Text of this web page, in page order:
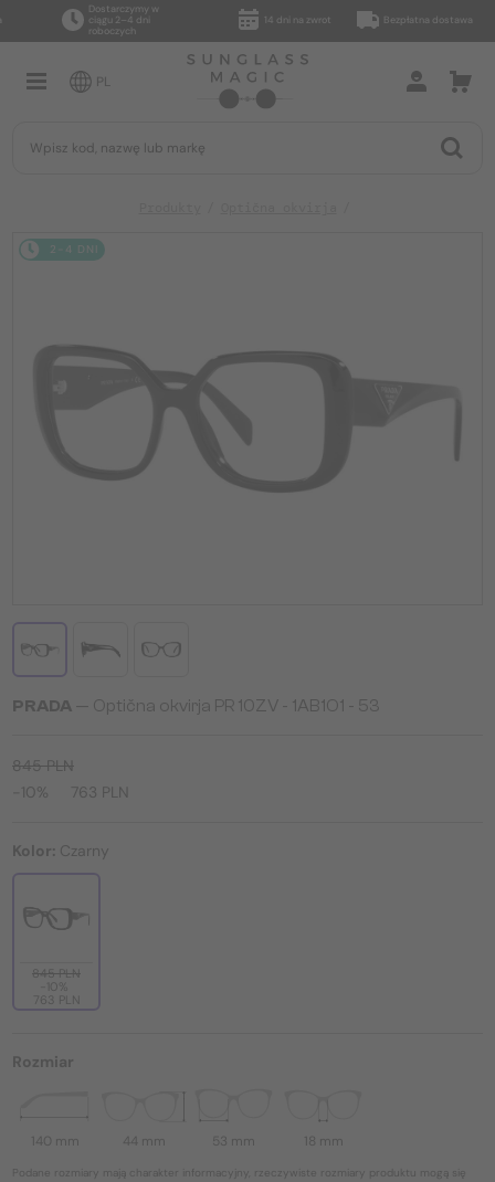
Dostarczymy w
ciągu 2–4 dni
roboczych
14 dni na zwrot Bezpłatna dostawa
PL
2-4 DNI
PRADA — Optična okvirja PR 10ZV - ​1AB1O1 - ​53
845 PLN
-10%
763 PLN
Kolor: Czarny
845 PLN
-10%
763 PLN
Rozmiar
140 mm 44 mm 53 mm 18 mm
Podane rozmiary mają charakter informacyjny, rzeczywiste rozmiary produktu mogą się